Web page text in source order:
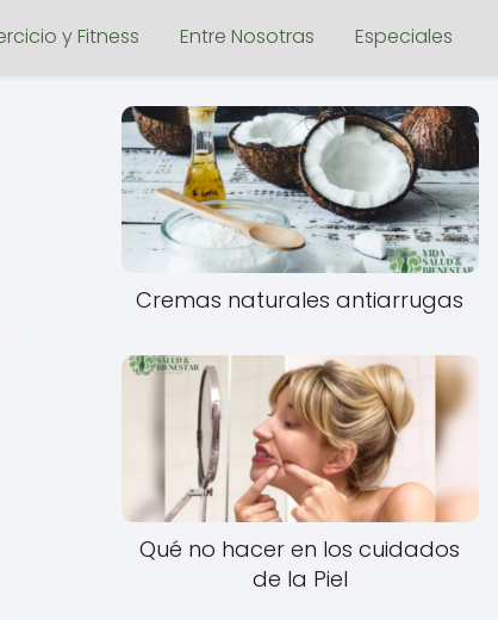
y Fitness Entre Nosotras Especiales
Cremas naturales antiarrugas
Qué no hacer en los cuidados
de la Piel